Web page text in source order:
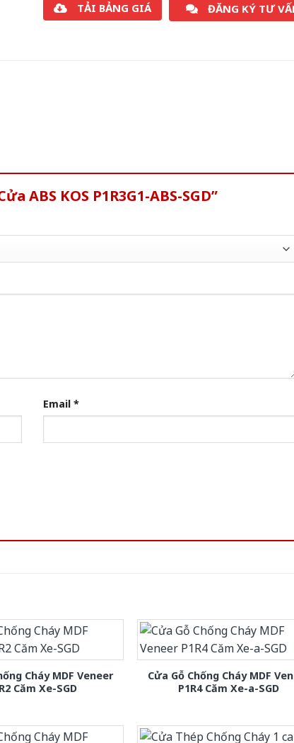
TẢI BẢNG GIÁ ĐĂNG KÝ TƯ
ABS KOS P1R3G1-ABS-SGD”
Email *
Cháy MDF Veneer
Căm Xe-SGD
Cửa Gỗ Chống Cháy MDF
P1R4 Căm Xe-a-SGD